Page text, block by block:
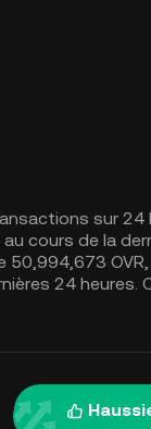
sur 24
cours de la
50,994,673
24 heures.